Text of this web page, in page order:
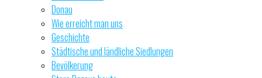
Donau
Wie erreicht man uns
Geschichte
Städtische und ländliche Siedlungen
Bevölkerung